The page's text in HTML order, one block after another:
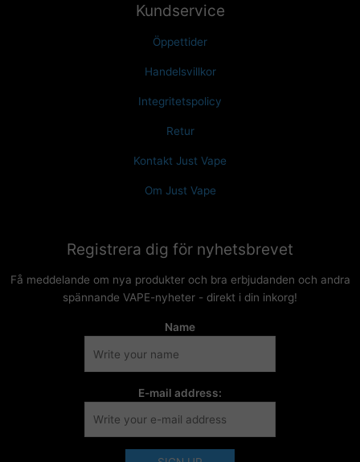
Kundservice
Öppettider
Handelsvillkor
Integritetspolicy
Retur
Kontakt Just Vape
Om Just Vape
Registrera dig för nyhetsbrevet
Få meddelande om nya produkter och bra erbjudanden och andra
spännande VAPE-nyheter - direkt i din inkorg!
Name
E-mail address: